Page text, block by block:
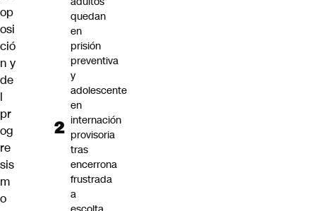
op
osi
ció
n y
de
l
pr
og
re
sis
m
o
quedan
en
prisión
preventiva
y
adolescente
en
internación
provisoria
tras
encerrona
frustrada
a